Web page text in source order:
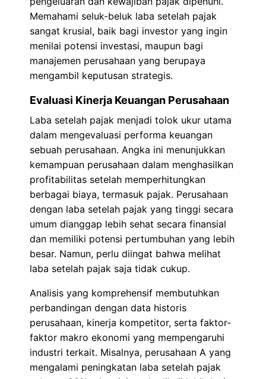
Memahami seluk-beluk laba setelah pajak
sangat krusial, baik bagi investor yang ingin
menilai potensi investasi, maupun bagi
manajemen perusahaan yang berupaya
mengambil keputusan strategis.
Evaluasi Kinerja Keuangan Perusahaan
Laba setelah pajak menjadi tolok ukur utama
dalam mengevaluasi performa keuangan
sebuah perusahaan. Angka ini menunjukkan
kemampuan perusahaan dalam menghasilkan
profitabilitas setelah memperhitungkan
berbagai biaya, termasuk pajak. Perusahaan
dengan laba setelah pajak yang tinggi secara
umum dianggap lebih sehat secara finansial
dan memiliki potensi pertumbuhan yang lebih
besar. Namun, perlu diingat bahwa melihat
laba setelah pajak saja tidak cukup.
Analisis yang komprehensif membutuhkan
perbandingan dengan data historis
perusahaan, kinerja kompetitor, serta faktor-
faktor makro ekonomi yang mempengaruhi
industri terkait. Misalnya, perusahaan A yang
mengalami peningkatan laba setelah pajak